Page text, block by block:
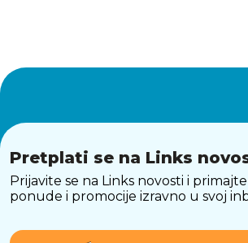
Pretplati se na Links
Prijavite se na Links novosti i
ponude i promocije izravno u svoj